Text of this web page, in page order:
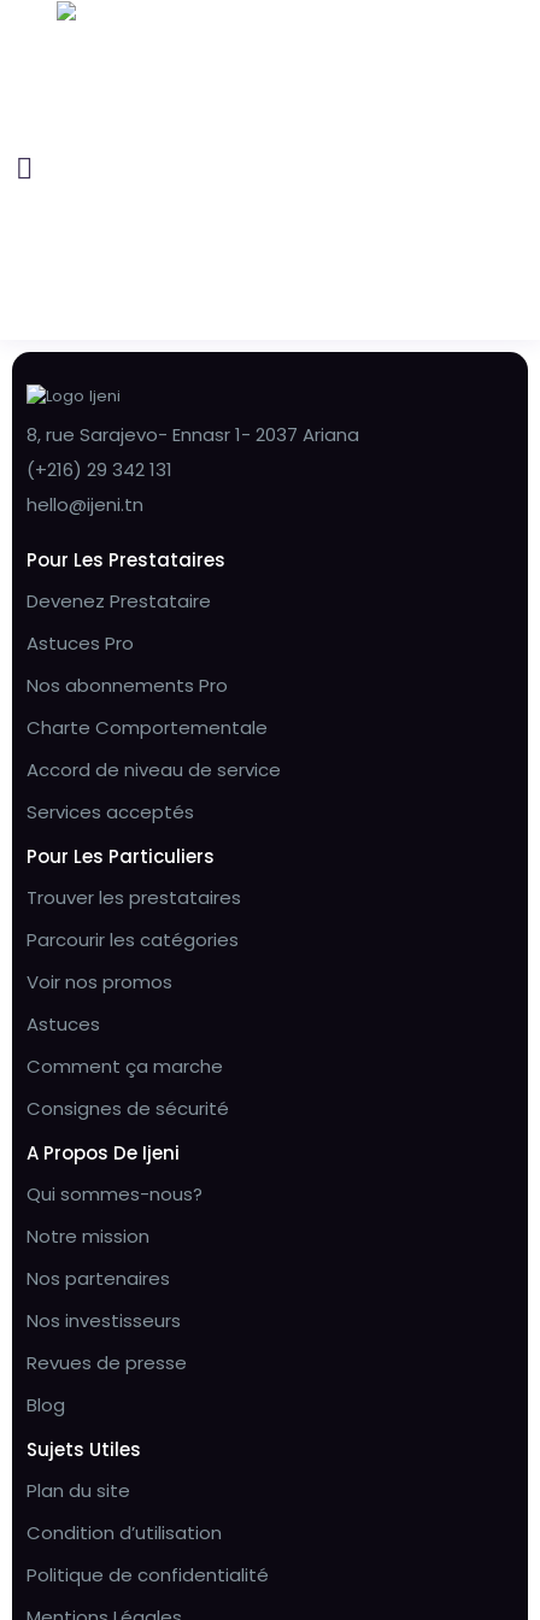
8, rue Sarajevo- Ennasr 1- 2037 Ariana
(+216) 29 342 131
hello@ijeni.tn
Pour Les Prestataires
Devenez Prestataire
Astuces Pro
Nos abonnements Pro
Charte Comportementale
Accord de niveau de service
Services acceptés
Pour Les Particuliers
Trouver les prestataires
Parcourir les catégories
Voir nos promos
Astuces
Comment ça marche
Consignes de sécurité
A Propos De Ijeni
Qui sommes-nous?
Notre mission
Nos partenaires
Nos investisseurs
Revues de presse
Blog
Sujets Utiles
Plan du site
Condition d’utilisation
Politique de confidentialité